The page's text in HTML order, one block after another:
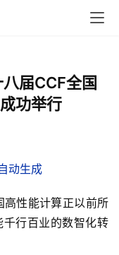
届CCF全国
功举行
高性能计算正以前所
行百业的数智化转